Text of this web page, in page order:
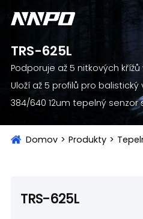
TRS-625L
Podporuje až 5 nitkových křížů
Uloží až 5 profilů pro
384/640 12um tepelný senzor
Domov > Produkty >
TRS-625L